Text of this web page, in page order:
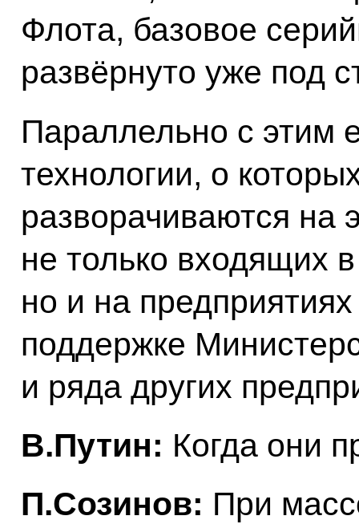
Флота, базовое
развёрнуто уже под
Параллельно с этим
технологии, о
разворачиваются на
не только входящих
но и на
поддержке
и ряда других
В.Путин: Когда они
П.Созинов: При